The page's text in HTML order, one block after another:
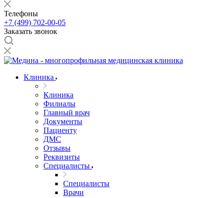
Телефоны
+7 (499) 702-00-05
Заказать звонок
Клиника
Клиника
Филиалы
Главный врач
Документы
Пациенту
ДМС
Отзывы
Реквизиты
Специалисты
Специалисты
Врачи